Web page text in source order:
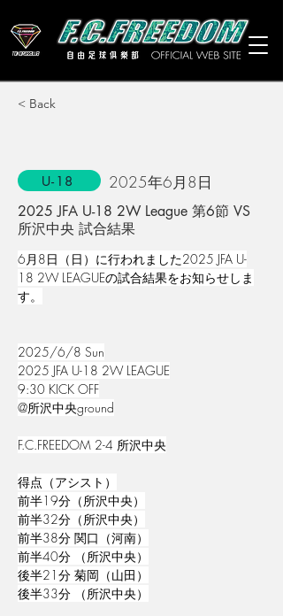
< Back
U-18 2025年6月8日
2025 JFA U-18 2W League 第6節 VS
所沢中央 試合結果
6月8日（日）に行われました2025 JFA U-
18 2W LEAGUEの試合結果をお知らせしま
す。
2025/6/8 Sun
2025 JFA U-18 2W LEAGUE
9:30 KICK OFF
@所沢中央ground
F.C.FREEDOM 2-4 所沢中央
得点（アシスト）
前半19分（所沢中央）
前半32分（所沢中央）
前半38分 関口（河南）
前半40分 （所沢中央）
後半21分 菊岡（山田）
後半33分 （所沢中央）